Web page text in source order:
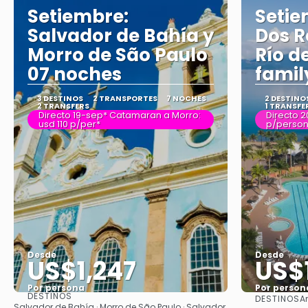
Setiembre:
Salvador de Bahía y
Morro de São Paulo
07 noches
3 DESTINOS 2 TRANSPORTES 7 NOCHES
2 TRANSFERS
Directo 19-sep* Catamaran a Morro:
usd 110 p/per*
Desde
US$1,247
Por persona
DESTINOS
Dos
Río
2
1
Directo
p/
Desde
Por
DESTINOS